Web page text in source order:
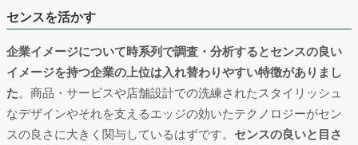
センスを活かす
企業イメージについて時系列で調査・分析するとセンスの良い
イメージを持つ企業の上位は入れ替わりやすい特徴がありまし
た。商品・サービスや店舗設計での洗練されたスタイリッシュ
なデザインやそれを支えるエッジの効いたテクノロジーがセン
スの良さに大きく関与しているはずです。 センスの良いと目さ